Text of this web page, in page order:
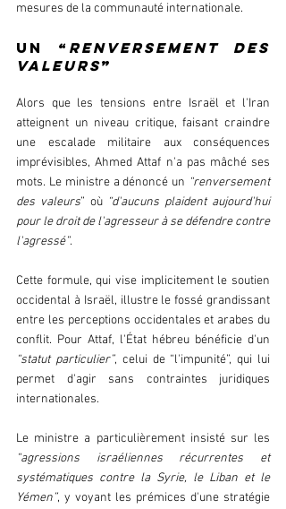
mesures de la communauté internationale.
Un “ renversement des
valeurs”
Alors que les tensions entre Israël et l'Iran
atteignent un niveau critique, faisant craindre
une escalade militaire aux conséquences
imprévisibles, Ahmed Attaf n'a pas mâché ses
mots. Le ministre a dénoncé un “renversement
des valeurs” où “d'aucuns plaident aujourd'hui
pour le droit de l'agresseur à se défendre contre
l'agressé”.
Cette formule, qui vise implicitement le soutien
occidental à Israël, illustre le fossé grandissant
entre les perceptions occidentales et arabes du
“statut particulier”, celui de “l'impunité”, qui lui
permet d'agir sans contraintes juridiques
internationales.
“agressions israéliennes récurrentes et
systématiques contre la Syrie, le Liban et le
Yémen”, y voyant les prémices d'une stratégie